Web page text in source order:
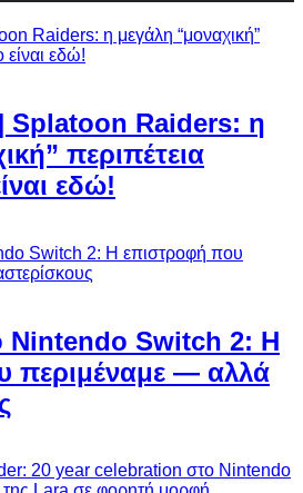
Splatoon Raiders: η
περιπέτεια
εδώ!
Nintendo Switch 2: Η
περιμέναμε — αλλά